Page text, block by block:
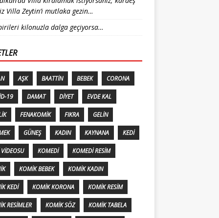
Villa Zeytin’i mutlaka gezin…
kilonuzla dalga geçiyorsa…
AŞK BAATTIN BEBEK CORONA
19 DAMAT DIYET EVDE KAL
FENAKOMIK FIKRA GELIN
GÜNEŞ KADIN KAYNANA KEDI
KOMEDI KOMEDI RESIM
KOMIK BEBEK KOMIK KADIN
KEDI KOMIK KORONA KOMIK RESIM
RESIMLER KOMIK SÖZ KOMIK TABELA